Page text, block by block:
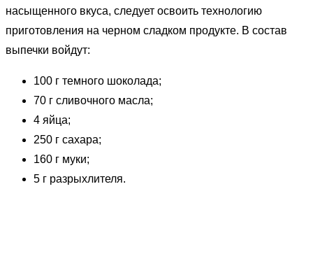
насыщенного вкуса, следует освоить технологию
приготовления на черном сладком продукте. В состав
выпечки войдут:
100 г темного шоколада;
70 г сливочного масла;
4 яйца;
250 г сахара;
160 г муки;
5 г разрыхлителя.